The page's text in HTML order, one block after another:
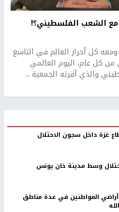
الشعب الفلسطيني؟!
كل أحرار العالم في التاسع
كل عام، اليوم العالمي
والذي أقرته الجمعية ...
غزة داخل سجون الاحتلال
وسط مدينة خان يونس
المواطنين في عدة مناطق